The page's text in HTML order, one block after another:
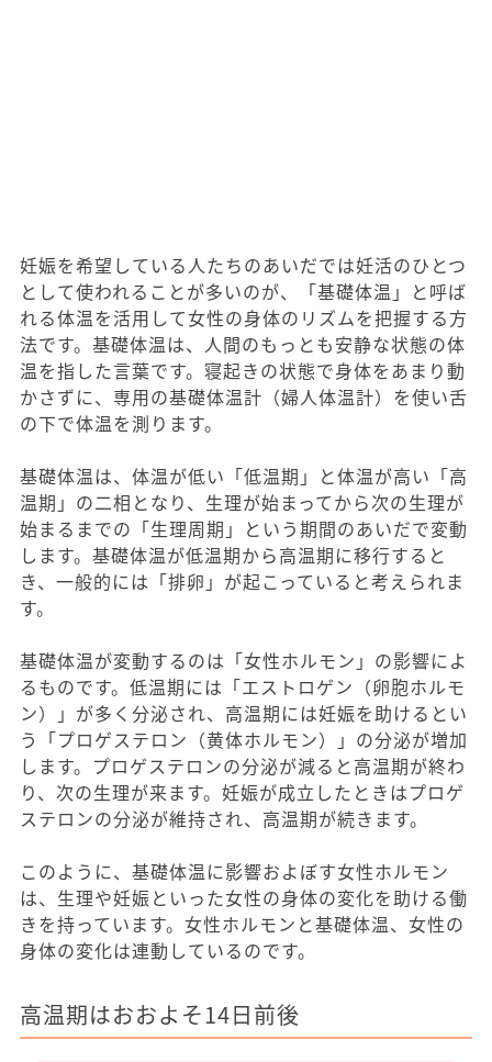
妊娠を希望している人たちのあいだでは妊活のひとつ
として使われることが多いのが、「基礎体温」と呼ば
れる体温を活用して女性の身体のリズムを把握する方
法です。基礎体温は、人間のもっとも安静な状態の体
温を指した言葉です。寝起きの状態で身体をあまり動
かさずに、専用の基礎体温計（婦人体温計）を使い舌
の下で体温を測ります。
基礎体温は、体温が低い「低温期」と体温が高い「高
温期」の二相となり、生理が始まってから次の生理が
始まるまでの「生理周期」という期間のあいだで変動
します。基礎体温が低温期から高温期に移行すると
き、一般的には「排卵」が起こっていると考えられま
す。
基礎体温が変動するのは「女性ホルモン」の影響によ
るものです。低温期には「エストロゲン（卵胞ホルモ
ン）」が多く分泌され、高温期には妊娠を助けるとい
う「プロゲステロン（黄体ホルモン）」の分泌が増加
します。プロゲステロンの分泌が減ると高温期が終わ
り、次の生理が来ます。妊娠が成立したときはプロゲ
ステロンの分泌が維持され、高温期が続きます。
このように、基礎体温に影響およぼす女性ホルモン
は、生理や妊娠といった女性の身体の変化を助ける働
きを持っています。女性ホルモンと基礎体温、女性の
身体の変化は連動しているのです。
高温期はおおよそ14日前後